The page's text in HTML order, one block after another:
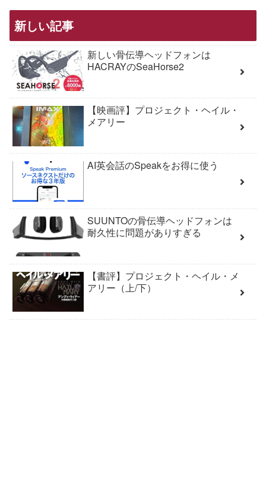
新しい記事
新しい骨伝導ヘッドフォンは
HACRAYのSeaHorse2
【映画評】プロジェクト・ヘイル・
メアリー
AI英会話のSpeakをお得に使う
SUUNTOの骨伝導ヘッドフォンは
耐久性に問題がありすぎる
【書評】プロジェクト・ヘイル・メ
アリー（上/下）